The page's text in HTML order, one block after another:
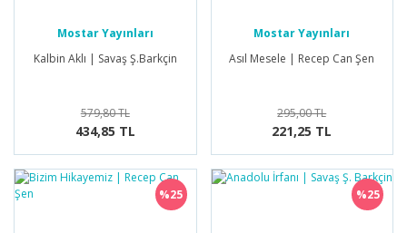
Mostar Yayınları
Kalbin Aklı | Savaş Ş.Barkçin
579,80 TL
434,85 TL
Mostar Yayınları
Asıl Mesele | Recep Can Şen
295,00 TL
221,25 TL
%25 %25